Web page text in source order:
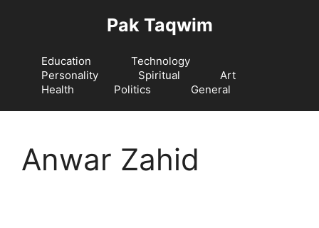
Pak Taqwim
Education
Technology
Personality
Spiritual
Art
Health
Politics General
Anwar Zahid